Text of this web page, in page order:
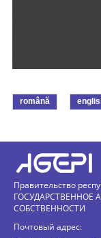
română
Правительство
ГОСУДАРСТВЕННОЕ
СОБСТВЕННОСТИ
Почтовый адрес: